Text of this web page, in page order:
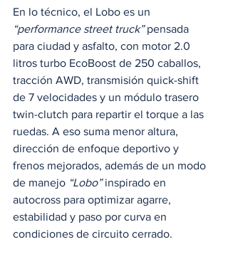
En lo técnico, el Lobo es un
“performance street truck” pensada
para ciudad y asfalto, con motor 2.0
litros turbo EcoBoost de 250 caballos,
tracción AWD, transmisión quick-shift
de 7 velocidades y un módulo trasero
twin-clutch para repartir el torque a las
ruedas. A eso suma menor altura,
dirección de enfoque deportivo y
frenos mejorados, además de un modo
de manejo “Lobo” inspirado en
autocross para optimizar agarre,
estabilidad y paso por curva en
condiciones de circuito cerrado.